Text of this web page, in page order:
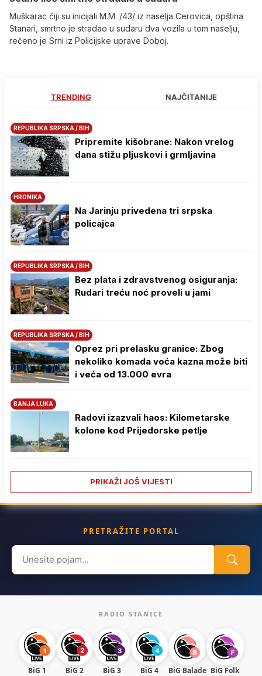
Muškarac čiji su inicijali M.M. /43/ iz naselja Cerovica, opština
Stanari, smrtno je stradao u sudaru dva vozila u tom naselju,
rečeno je Srni iz Policijske uprave Doboj.
TRENDING NAJČITANIJE
REPUBLIKA SRPSKA / BIH
Pripremite kišobrane: Nakon vrelog
dana stižu pljuskovi i grmljavina
HRONIKA
Na Јarinju privedena tri srpska
policajca
REPUBLIKA SRPSKA / BIH
Bez plata i zdravstvenog osiguranja:
Rudari treću noć proveli u jami
REPUBLIKA SRPSKA / BIH
Oprez pri prelasku granice: Zbog
nekoliko komada voća kazna može biti
i veća od 13.000 evra
BANJA LUKA
Radovi izazvali haos: Kilometarske
kolone kod Prijedorske petlje
PRIKAŽI JOŠ VIJESTI
PRETRAŽITE PORTAL
Search
for:
RADIO STANICE
BiG 1 BiG 2 BiG 3 BiG 4 BiG Balade BiG Folk